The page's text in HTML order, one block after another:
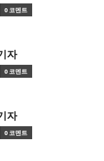
0 코멘트
자
0 코멘트
자
0 코멘트